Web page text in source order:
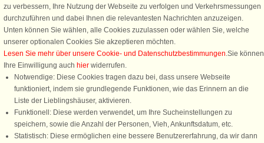
an. Verpassen Sie nie wieder exklusive Angebote, Gewinnspiele und
Urlaubstipps!
Newsletter abonnieren
zu verbessern, Ihre Nutzung der Webseite zu verfolgen und Verkehrsmessungen
durchzuführen und dabei Ihnen die relevantesten Nachrichten anzuzeigen.
Unten können Sie wählen, alle Cookies zuzulassen oder wählen Sie, welche
unserer optionalen Cookies Sie akzeptieren möchten.
Lesen Sie mehr über unsere Cookie- und Datenschutzbestimmungen.Sie können
Ihre Einwilligung auch hier widerrufen.
Notwendige: Diese Cookies tragen dazu bei, dass unsere Webseite
funktioniert, indem sie grundlegende Funktionen, wie das Erinnern an die
Liste der Lieblingshäuser, aktivieren.
Funktionell: Diese werden verwendet, um Ihre Sucheinstellungen zu
speichern, sowie die Anzahl der Personen, Vieh, Ankunftsdatum, etc.
Statistisch: Diese ermöglichen eine bessere Benutzererfahrung, da wir dann